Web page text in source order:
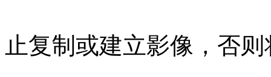
止复制或建立影像，否